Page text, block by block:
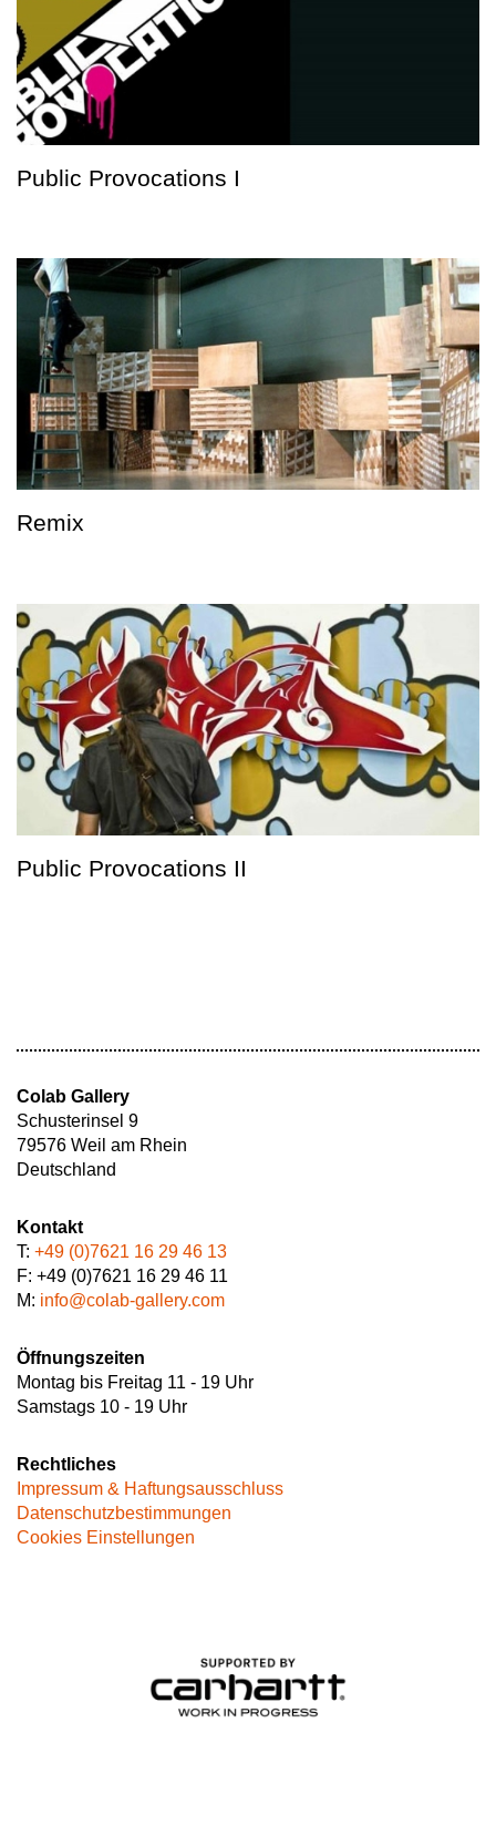
Public Provocations I
Remix
Public Provocations II
Colab Gallery
Schusterinsel 9
79576 Weil am Rhein
Deutschland
Kontakt
T: +49 (0)7621 16 29 46 13
F: +49 (0)7621 16 29 46 11
M: info@colab-gallery.com
Öffnungszeiten
Montag bis Freitag 11 - 19 Uhr
Samstags 10 - 19 Uhr
Rechtliches
Impressum & Haftungsausschluss
Datenschutzbestimmungen
Cookies Einstellungen